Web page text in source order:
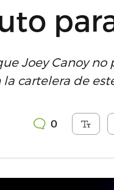
Joey Canoy
cartelera de
0